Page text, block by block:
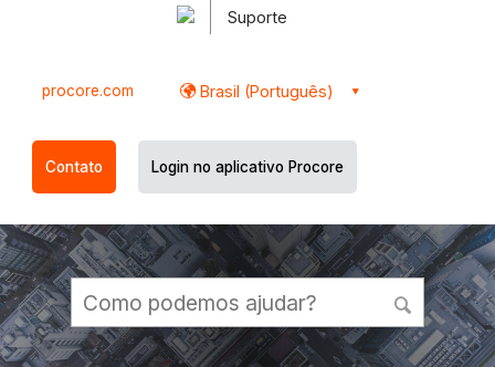
Suporte
procore.com Brasil (Português)
Contato Login no aplicativo Procore